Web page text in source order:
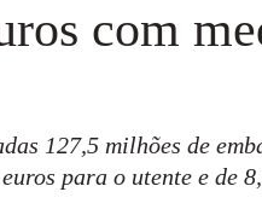
com
127,5 milhões de
para o utente e de